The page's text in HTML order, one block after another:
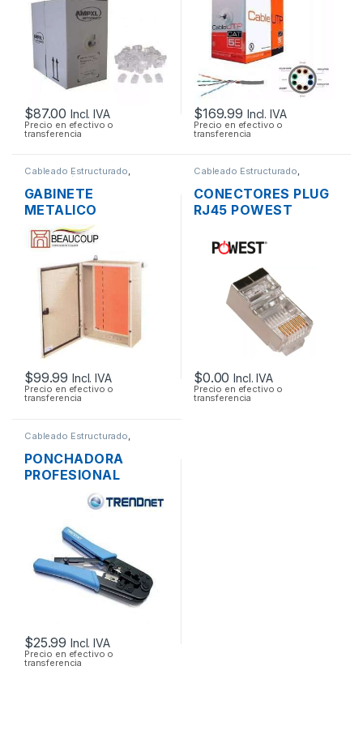
$87.00 Incl. IVA
Precio en efectivo o
transferencia
$169.99 Incl. IVA
Precio en efectivo o
transferencia
Cableado Estructurado
Metalmecánicos
GABINETE
METALICO
BEAUCOUP I-0317
SOPORTE PESADO
(60X40X20CM)
$99.99 Incl. IVA
Precio en efectivo o
transferencia
Cableado Estructurado
CONECTORES PLUG
RJ45 POWEST
BLINDADOS CAT6A
$0.00 Incl. IVA
Precio en efectivo o
transferencia
Cableado Estructurado
PONCHADORA
PROFESIONAL
TRENDNET 3 EN 1
CORTA Y PELA RJ45
RJ12 RJ11
$25.99 Incl. IVA
Precio en efectivo o
transferencia